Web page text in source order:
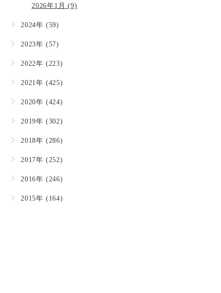
2026年1月 (9)
2024年 (59)
2023年 (57)
2022年 (223)
2021年 (425)
2020年 (424)
2019年 (302)
2018年 (286)
2017年 (252)
2016年 (246)
2015年 (164)